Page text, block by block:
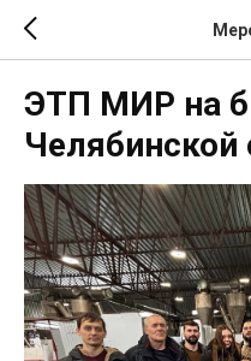
ЭТП МИР на
Челябинской